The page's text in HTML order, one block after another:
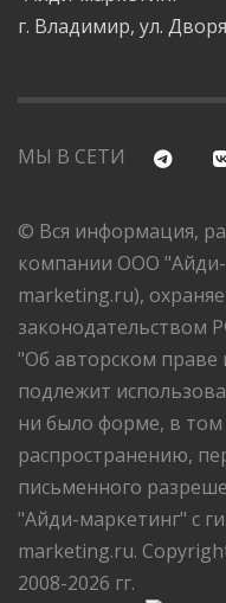
г. Владимир, ул.
МЫ В СЕТИ
© Вся информация,
компании ООО "Айди-
marketing.ru),
законодательством
"Об авторском праве
подлежит
ни было форме, в
распространению,
письменного
"Айди-маркетинг" с
marketing.ru.
2008-2026 гг.